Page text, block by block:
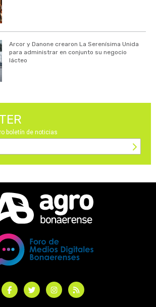
Arcor y Danone crearon La Serenísima Unida
para administrar en conjunto su negocio
lácteo
boletín de noticias